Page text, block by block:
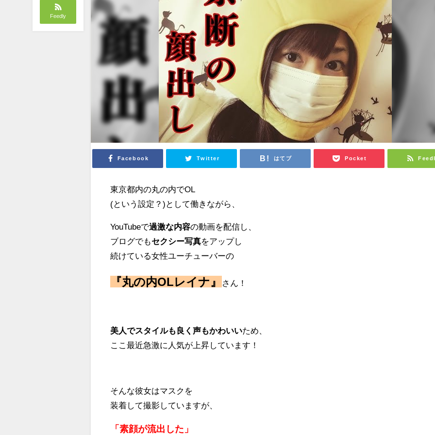
Feedly
Facebook Twitter はてブ Pocket
東京都内の丸の内でOL
(という設定？)として働きながら、
YouTubeで過激な内容の動画を配信し、
ブログでもセクシー写真をアップし
続けている女性ユーチューバーの
『丸の内OLレイナ』 さん！
美人でスタイルも良く声もかわいいため、
ここ最近急激に人気が上昇しています！
そんな彼女はマスクを
装着して撮影していますが、
「素顔が流出した」